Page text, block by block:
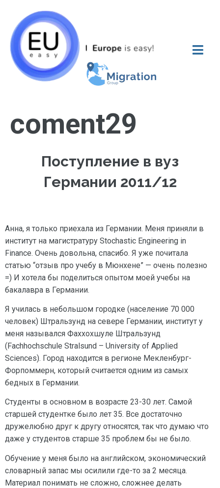
coment29
Поступление в вуз
Германии 2011/12
Анна, я только приехала из Германии. Меня приняли в
институт на магистратуру Stochastic Engineering in
Finance. Очень довольна, спасибо. Я уже почитала
статью “отзыв про учебу в Мюнхене” — очень полезно
=) И хотела бы поделиться опытом моей учебы на
бакалавра в Германии.
Я училась в небольшом городке (население 70 000
человек) Штральзунд на севере Германии, институт у
меня назывался Фаххохшуле Штральзунд
(Fachhochschule Stralsund – University of Applied
Sciences). Город находится в регионе Мекленбург-
Форпоммерн, который считается одним из самых
бедных в Германии.
Студенты в основном в возрасте 23-30 лет. Самой
старшей студентке было лет 35. Все достаточно
дружелюбно друг к другу относятся, так что думаю что
даже у студентов старше 35 проблем бы не было.
Обучение у меня было на английском, экономический
словарный запас мы осилили где-то за 2 месяца.
Материал понимать не сложно, сложнее делать